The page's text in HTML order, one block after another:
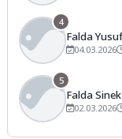
4
Falda
04.03.2026
5
Falda
02.03.2026